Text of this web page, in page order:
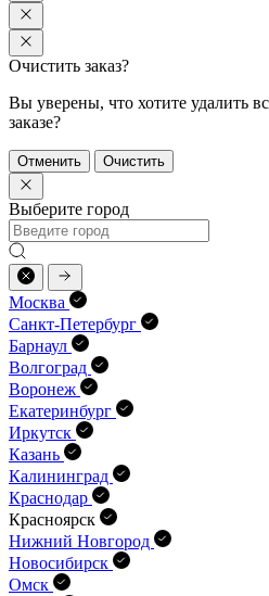
Очистить заказ?
Вы уверены, что хотите удалить
заказе?
Отменить Очистить
Выберите город
Москва
Санкт-Петербург
Барнаул
Волгоград
Воронеж
Екатеринбург
Иркутск
Казань
Калининград
Краснодар
Красноярск
Нижний Новгород
Новосибирск
Омск